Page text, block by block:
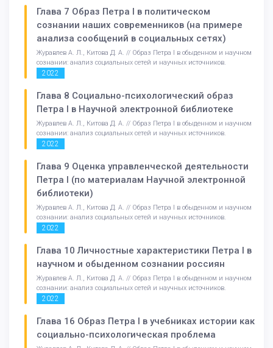
Глава 7 Образ Петра I в политическом
сознании наших современников (на примере
анализа сообщений в социальных сетях)
Журавлев А. Л., Китова Д. А. // Образ Петра I в обыденном и научном
сознании: анализ социальных сетей и научных источников.
2022
Глава 8 Социально-психологический образ
Петра I в Научной электронной библиотеке
Журавлев А. Л., Китова Д. А. // Образ Петра I в обыденном и научном
сознании: анализ социальных сетей и научных источников.
2022
Глава 9 Оценка управленческой деятельности
Петра I (по материалам Научной электронной
библиотеки)
Журавлев А. Л., Китова Д. А. // Образ Петра I в обыденном и научном
сознании: анализ социальных сетей и научных источников.
2022
Глава 10 Личностные характеристики Петра I в
научном и обыденном сознании россиян
Журавлев А. Л., Китова Д. А. // Образ Петра I в обыденном и научном
сознании: анализ социальных сетей и научных источников.
2022
Глава 16 Образ Петра I в учебниках истории как
социально-психологическая проблема